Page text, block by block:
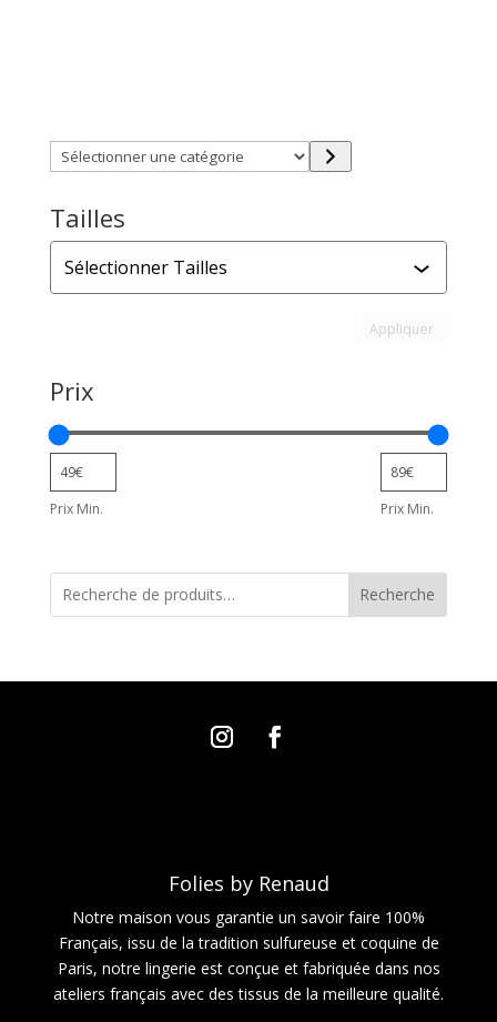
Sélectionner
une
Tailles
Appliquer
Prix
Prix Min. Prix Min.
Recherche
Folies by Renaud
Notre maison vous garantie un savoir faire 100%
Français, issu de la tradition sulfureuse et coquine de
Paris, notre lingerie est conçue et fabriquée dans nos
ateliers français avec des tissus de la meilleure qualité.